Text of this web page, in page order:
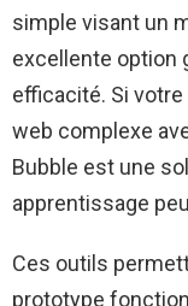
simple visant un
excellente option
efficacité. Si
web complexe
Bubble est une
apprentissage
Ces outils
prototype